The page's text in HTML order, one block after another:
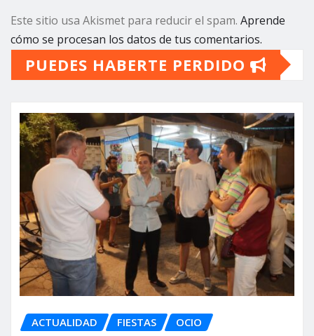
Este sitio usa Akismet para reducir el spam. Aprende
cómo se procesan los datos de tus comentarios.
PUEDES HABERTE PERDIDO
ACTUALIDAD FIESTAS OCIO